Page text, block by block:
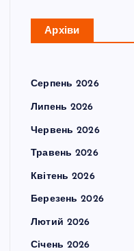
Архіви
Серпень 2026
Липень 2026
Червень 2026
Травень 2026
Квітень 2026
Березень 2026
Лютий 2026
Січень 2026